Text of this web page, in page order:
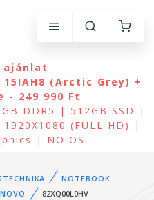
ajánlat
15IAH8 (Arctic Grey) +
- 249 990 Ft
DDR5 | 512GB SSD |
(FULL HD) |
| NO OS
NOTEBOOK
82XQ00L0HV